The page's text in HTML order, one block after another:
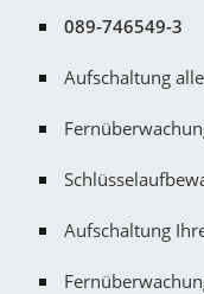
089-746549-3
Aufschaltung
Aufschaltung